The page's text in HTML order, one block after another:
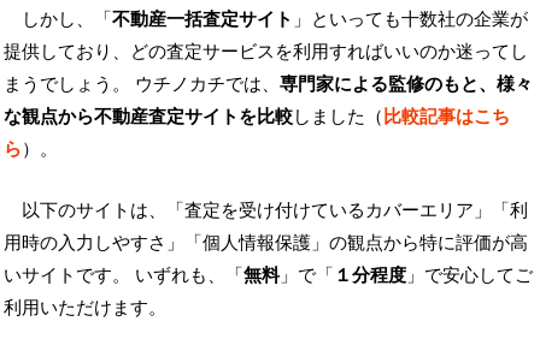
しかし、「不動産一括査定サイト 」といっても十数社の企業が
提供しており、どの査定サービスを利用すればいいのか迷ってし
まうでしょう。 ウチノカチでは、 専門家による監修のもと、様々
な観点から不動産査定サイトを比較しました（比較記事はこち
ら）。
以下のサイトは、「査定を受け付けているカバーエリア」「利
用時の入力しやすさ」「個人情報保護」の観点から特に評価が高
いサイトです。 いずれも、「無料」で「 １分程度 」で安心してご
利用いただけます。